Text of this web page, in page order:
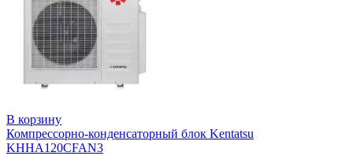
В корзину
Компрессорно-конденсаторный блок Kentatsu
KHHA120CFAN3